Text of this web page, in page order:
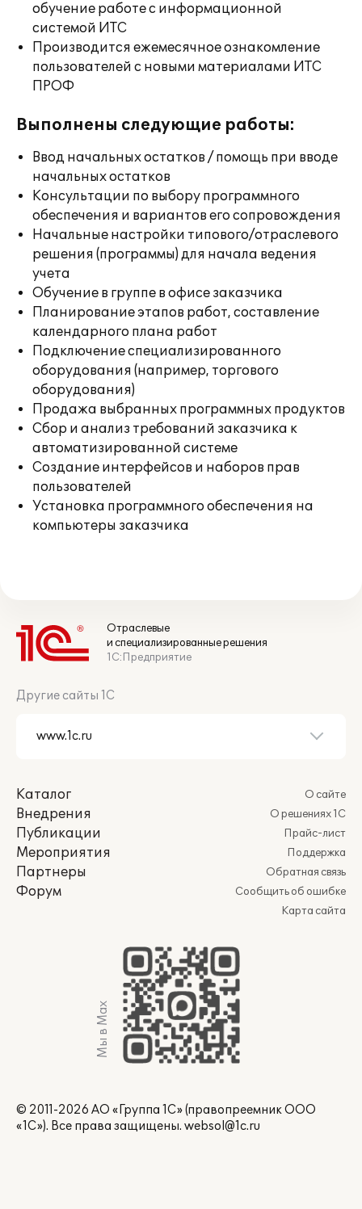
обучение работе с информационной
системой ИТС
Производится ежемесячное ознакомление
пользователей с новыми материалами ИТС
ПРОФ
Выполнены следующие работы:
Ввод начальных остатков / помощь при вводе
начальных остатков
Консультации по выбору программного
обеспечения и вариантов его сопровождения
Начальные настройки типового/отраслевого
решения (программы) для начала ведения
учета
Обучение в группе в офисе заказчика
Планирование этапов работ, составление
календарного плана работ
Подключение специализированного
оборудования (например, торгового
оборудования)
Продажа выбранных программных продуктов
Сбор и анализ требований заказчика к
автоматизированной системе
Создание интерфейсов и наборов прав
пользователей
Установка программного обеспечения на
компьютеры заказчика
Отраслевые
и специализированные решения
1С:Предприятие
Другие сайты 1С
Каталог
Внедрения
Публикации
Мероприятия
Партнеры
Форум
О сайте
О решениях 1С
Прайс-лист
Поддержка
Обратная связь
Сообщить об ошибке
Карта сайта
Мы в Max
© 2011-2026 АО «Группа 1С» (правопреемник ООО
«1С»). Все права защищены. websol@1c.ru